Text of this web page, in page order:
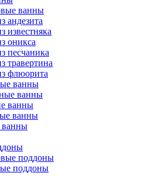
ванны
андезита
известняка
оникса
песчаника
травертина
флюорита
ванны
ванны
ванны
ванны
поддоны
поддоны